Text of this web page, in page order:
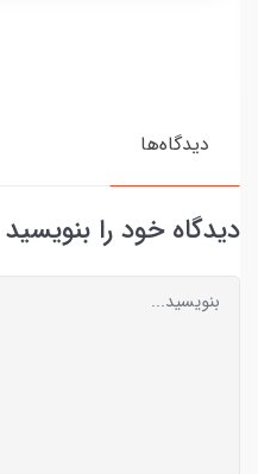
دیدگاه‌ها
دیدگاه خود را بنویسید